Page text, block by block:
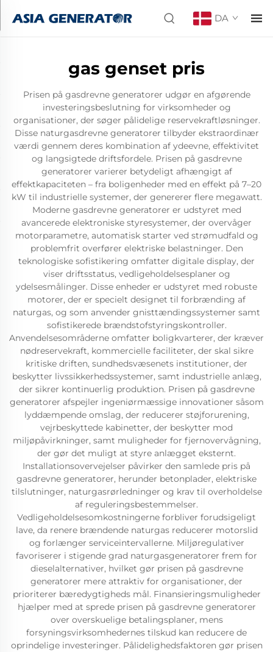
DA
gas genset pris
Prisen på gasdrevne generatorer udgør en afgørende
investeringsbeslutning for virksomheder og
organisationer, der søger pålidelige reservekraftløsninger.
Disse naturgasdrevne generatorer tilbyder ekstraordinær
værdi gennem deres kombination af ydeevne, effektivitet
og langsigtede driftsfordele. Prisen på gasdrevne
generatorer varierer betydeligt afhængigt af
effektkapaciteten – fra boligenheder med en effekt på 7–20
kW til industrielle systemer, der genererer flere megawatt.
Moderne gasdrevne generatorer er udstyret med
avancerede elektroniske styresystemer, der overvåger
motorparametre, automatisk starter ved strømudfald og
problemfrit overfører elektriske belastninger. Den
teknologiske sofistikering omfatter digitale display, der
viser driftsstatus, vedligeholdelsesplaner og
ydelsesmålinger. Disse enheder er udstyret med robuste
motorer, der er specielt designet til forbrænding af
naturgas, og som anvender gnisttændingssystemer samt
sofistikerede brændstofstyringskontroller.
Anvendelsesområderne omfatter boligkvarterer, der kræver
nødreservekraft, kommercielle faciliteter, der skal sikre
kritiske driften, sundhedsvæsenets institutioner, der
beskytter livssikkerhedssystemer, samt industrielle anlæg,
der sikrer kontinuerlig produktion. Prisen på gasdrevne
generatorer afspejler ingeniørmæssige innovationer såsom
lyddæmpende omslag, der reducerer støjforurening,
vejrbeskyttede kabinetter, der beskytter mod
miljøpåvirkninger, samt muligheder for fjernovervågning,
der gør det muligt at styre anlægget eksternt.
Installationsovervejelser påvirker den samlede pris på
gasdrevne generatorer, herunder betonplader, elektriske
tilslutninger, naturgasrørledninger og krav til overholdelse
af reguleringsbestemmelser.
Vedligeholdelsesomkostningerne forbliver forudsigeligt
lave, da renere brændende naturgas reducerer motorslid
og forlænger serviceintervallerne. Miljøregulativer
favoriserer i stigende grad naturgasgeneratorer frem for
dieselalternativer, hvilket gør prisen på gasdrevne
generatorer mere attraktiv for organisationer, der
prioriterer bæredygtigheds mål. Finansieringsmuligheder
hjælper med at sprede prisen på gasdrevne generatorer
over overskuelige betalingsplaner, mens
forsyningsvirksomhedernes tilskud kan reducere de
oprindelige investeringer. Pålidelighedsfaktoren gør prisen